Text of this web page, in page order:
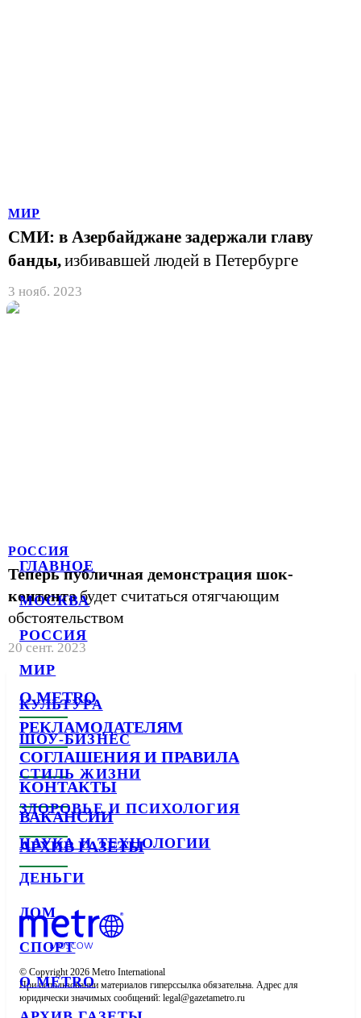
ГЛАВНОЕ
МОСКВА
РОССИЯ
МИР
КУЛЬТУРА
ШОУ-БИЗНЕС
СТИЛЬ ЖИЗНИ
ЗДОРОВЬЕ И ПСИХОЛОГИЯ
НАУКА И ТЕХНОЛОГИИ
ДЕНЬГИ
ДОМ
СПОРТ
О METRO
МИР
СМИ: в Азербайджане задержали главу
банды,избивавшей людей в Петербурге
3 нояб. 2023
РОССИЯ
Теперь публичная демонстрация шок-
контента будет считаться отягчающим
обстоятельством
20 сент. 2023
О METRO
РЕКЛАМОДАТЕЛЯМ
СОГЛАШЕНИЯ И ПРАВИЛА
КОНТАКТЫ
ВАКАНСИИ
АРХИВ ГАЗЕТЫ
© Copyright 2026 Metro International
При использовании материалов гиперссылка обязательна. Адрес для
юридически значимых сообщений: